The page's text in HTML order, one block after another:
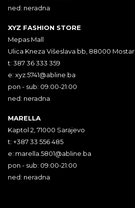
ned: neradna
XYZ FASHION STORE
Mepas Mall
Ulica Kneza Višeslava bb, 88000 Mostar
t: 387 36 333 359
e: xyz.5741@abline.ba
pon - sub: 09:00-21:00
ned: neradna
MARELLA
Kaptol 2, 71000 Sarajevo
t: +387 33 556 485
e: marella.5801@abline.ba
pon - sub: 09:00-21:00
ned: neradna